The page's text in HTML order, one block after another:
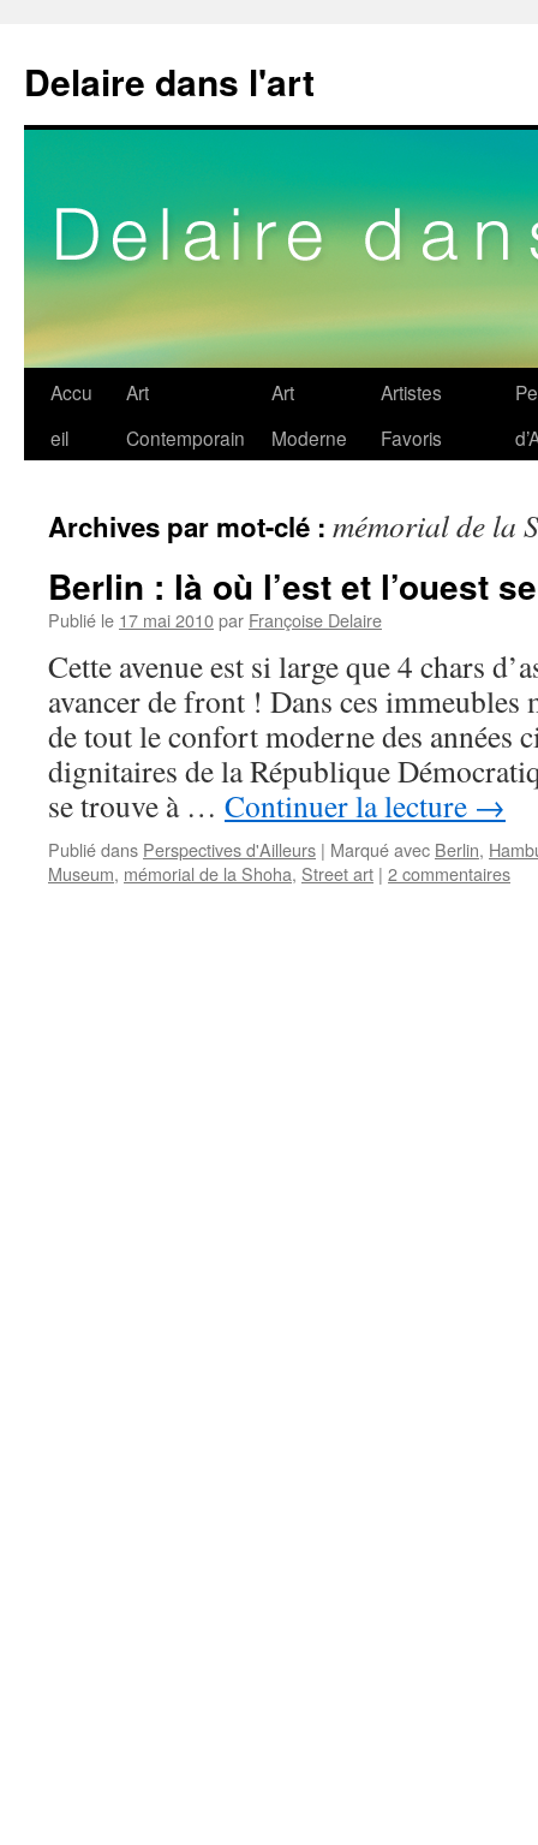
Delaire dans l'art
Aller
Accu
eil
Art
Contemporain
Art
Moderne
Artistes
Favoris
Archives par mot-clé : mémorial de la
Berlin : là où l’est et l’ouest
Publié le 17 mai 2010par Françoise Delaire
Cette avenue est si large que 4 chars
avancer de front ! Dans ces immeubles
de tout le confort moderne des années
dignitaires de la République
se trouve à … Continuer la lecture →
Publié dans Perspectives d'Ailleurs | Marqué avec Berlin,
Museum, mémorial de la Shoha, Street art | 2 commentaires